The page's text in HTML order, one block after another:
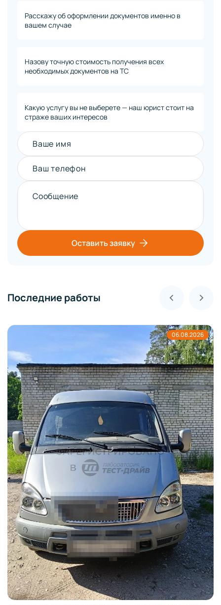
Расскажу об оформлении документов именно в
вашем случае
Назову точную стоимость получения всех
необходимых документов на ТС
Какую услугу вы не выберете — наш юрист стоит на
страже ваших интересов
Ваше имя
Ваш телефон
Сообщение
Оставить заявку
Последние работы
06.08.2026